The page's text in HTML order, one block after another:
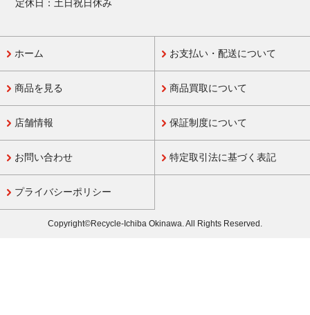
定休日：土日祝日休み
ホーム
商品を見る
店舗情報
お問い合わせ
プライバシーポリシー
お支払い・配送について
商品買取について
保証制度について
特定取引法に基づく表記
Copyright©Recycle-Ichiba Okinawa. All Rights Reserved.